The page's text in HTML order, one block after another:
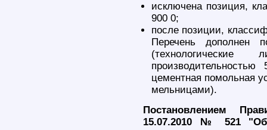
исключена позиция,
900 0;
после позиции,
Перечень
цементная помольная
мельницами).
Постановлением
15.07.2010 № 521 "Об